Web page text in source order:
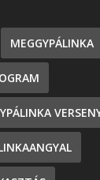
MEGGYPÁLINKA